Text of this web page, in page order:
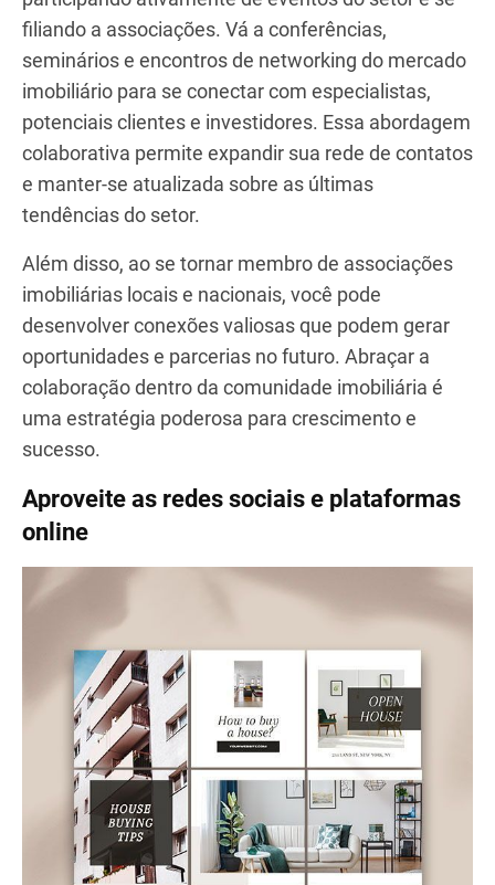
desempenham um papel crucial na consolidação
do seu negócio e na geração de leads. Construir
relacionamentos com clientes, investidores,
corretores e outros profissionais do setor é
essencial para o seu sucesso. Veja como criar uma
rede de contatos forte:
Participe de eventos do setor e associe-
se a organizações
Aproveite o poder da colaboração eficaz
participando ativamente de eventos do setor e se
filiando a associações. Vá a conferências,
seminários e encontros de networking do mercado
imobiliário para se conectar com especialistas,
potenciais clientes e investidores. Essa abordagem
colaborativa permite expandir sua rede de contatos
e manter-se atualizada sobre as últimas
Além disso, ao se tornar membro de associações
imobiliárias locais e nacionais, você pode
desenvolver conexões valiosas que podem gerar
oportunidades e parcerias no futuro. Abraçar a
colaboração dentro da comunidade imobiliária é
uma estratégia poderosa para crescimento e
sucesso.
Aproveite as redes sociais e plataformas
online